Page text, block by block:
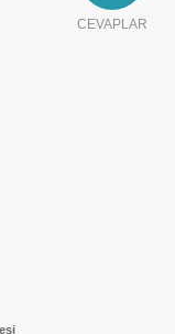
CEVAPLAR